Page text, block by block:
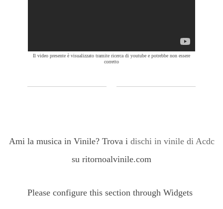
Il video presente è visualizzato tramite ricerca di youtube e potrebbe non essere
corretto
Ami la musica in Vinile? Trova i dischi in vinile di Acdc
su ritornoalvinile.com
Please configure this section through Widgets